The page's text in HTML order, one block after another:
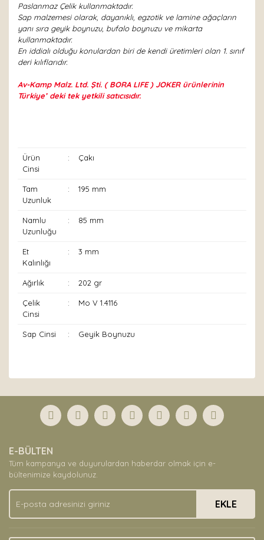
Paslanmaz Çelik kullanmaktadır.
Sap malzemesi olarak, dayanıklı, egzotik ve lamine ağaçların
yanı sıra geyik boynuzu, bufalo boynuzu ve mikarta
kullanmaktadır.
En iddialı olduğu konulardan biri de kendi üretimleri olan 1. sınıf
deri kılıflarıdır.
Av-Kamp Malz. Ltd. Şti. ( BORA LIFE ) JOKER ürünlerinin
Türkiye’ deki tek yetkili satıcısıdır.
Ürün
Cinsi
: Çakı
Tam
Uzunluk
: 195 mm
Namlu
Uzunluğu
: 85 mm
Et
Kalınlığı
: 3 mm
Ağırlık : 202 gr
Çelik
Cinsi
: Mo V 1.4116
Sap Cinsi : Geyik Boynuzu
Yorum Yaz
formunu kullanarak tarafımıza iletebilirsiniz.
Görüş ve önerileriniz için teşekkür ederiz.
Ürün açıklamasında eksik bilgiler bulunuyor.
Ürün bilgilerinde hatalar bulunuyor.
Ürün fiyatı diğer sitelerden daha pahalı.
Bu ürüne benzer farklı alternatifler olmalı.
E-BÜLTEN
Tüm kampanya ve duyurulardan haberdar olmak için e-
bültenimize kaydolunuz.
EKLE